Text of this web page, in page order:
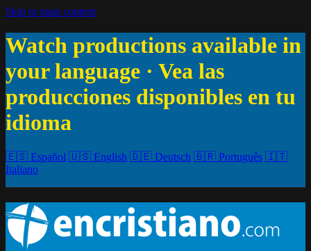
Skip to main content
Watch productions available in
your language · Vea las
producciones disponibles en tu
idioma
🇪🇸 Español 🇺🇸 English 🇩🇪 Deutsch 🇧🇷 Português 🇮🇹
Italiano